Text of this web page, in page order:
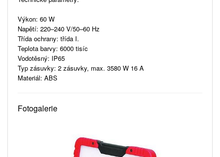
Výkon: 60 W
Napětí: 220–240 V/50–60 Hz
Třída ochrany: třída I.
Teplota barvy: 6000 tisíc
Vodotěsný: IP65
Typ zásuvky: 2 zásuvky, max. 3580 W 16 A
Materiál: ABS
Fotogalerie